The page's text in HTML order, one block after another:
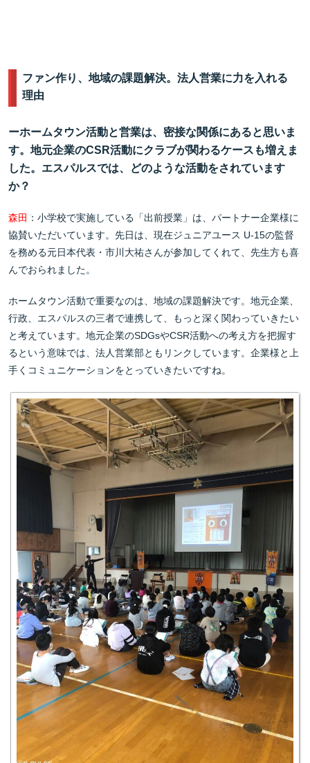
ファン作り、地域の課題解決。法人営業に力を入れる
理由
ーホームタウン活動と営業は、密接な関係にあると思いま
す。地元企業のCSR活動にクラブが関わるケースも増えま
した。エスパルスでは、どのような活動をされています
か？
森田 ：小学校で実施している「出前授業」は、パートナー企業様に
協賛いただいています。先日は、現在ジュニアユース U-15の監督
を務める元日本代表・市川大祐さんが参加してくれて、先生方も喜
んでおられました。
ホームタウン活動で重要なのは、地域の課題解決です。地元企業、
行政、エスパルスの三者で連携して、もっと深く関わっていきたい
と考えています。地元企業のSDGsやCSR活動への考え方を把握す
るという意味では、法人営業部ともリンクしています。企業様と上
手くコミュニケーションをとっていきたいですね。